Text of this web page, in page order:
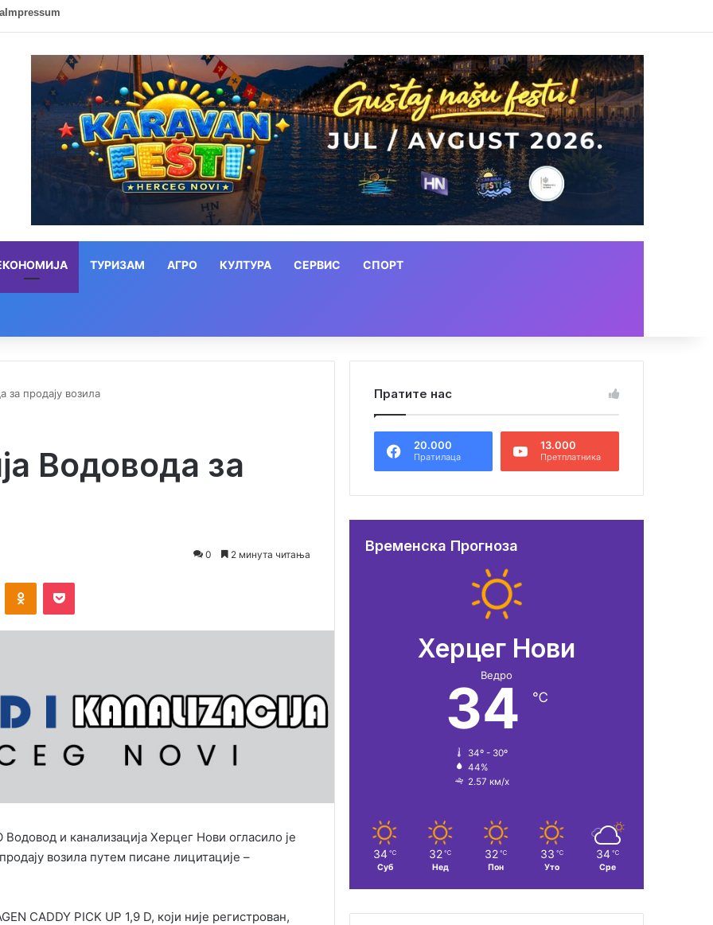
Impressum
ТУРИЗАМ АГРО КУЛТУРА СЕРВИС СПОРТ
за продају возила
Водовода за
0 2 минута читања
и канализација Херцег Нови огласило је
возила путем писане лицитације –
CADDY PICK UP 1,9 D, који није регистрован,
Пратите нас
20.000
Пратилаца
13.000
Претплатника
Временска Прогноза
Херцег Нови
Ведро
34 ℃
34º - 30º
44%
2.57 км/х
34 ℃
Суб
32 ℃
Нед
32 ℃
Пон
33 ℃
Уто
34 ℃
Сре